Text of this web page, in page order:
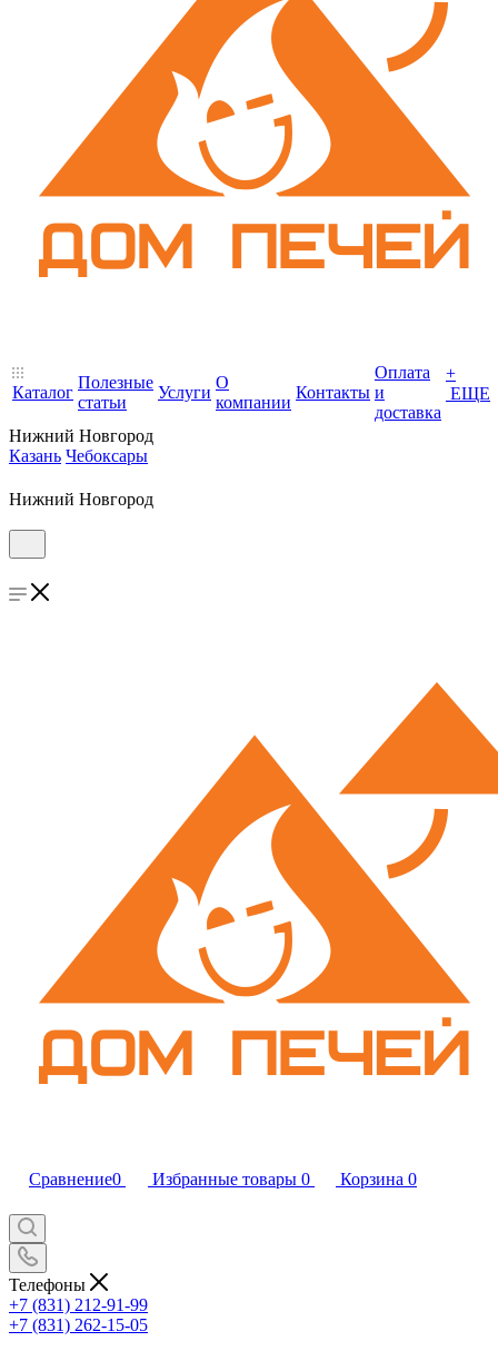
Каталог
Полезные
статьи
Услуги
О
компании
Контакты
Оплата
и
доставка
+
ЕЩЕ
Нижний Новгород
Казань Чебоксары
Нижний Новгород
Сравнение0 Избранные товары 0 Корзина 0
Телефоны
+7 (831) 212-91-99
+7 (831) 262-15-05